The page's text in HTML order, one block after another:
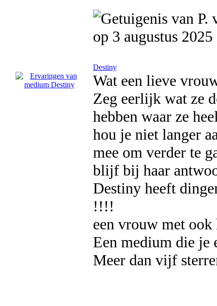
op 3 augustus 2025
Destiny
Wat een lieve
Zeg eerlijk wat ze
hebben waar ze
hou je niet langer
mee om verder te
blijf bij haar
Destiny heeft
!!!!
een vrouw met
Een medium die je
Meer dan vijf